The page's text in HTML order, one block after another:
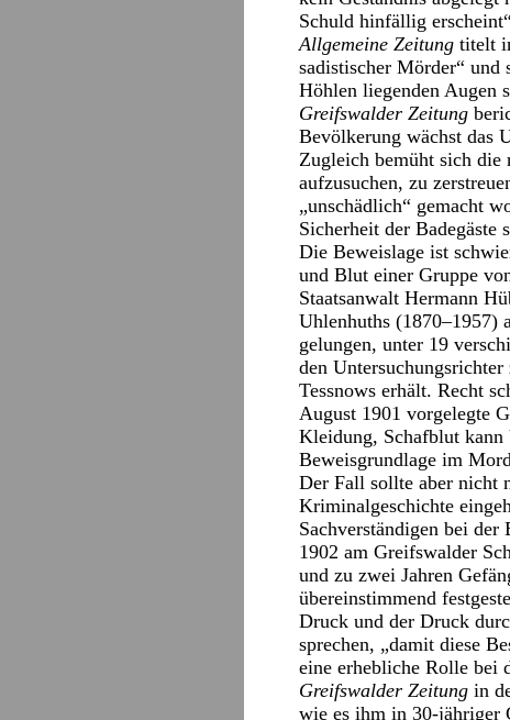
Schuld hinfällig
Allgemeine Zeitung titelt
sadistischer Mörder“
Höhlen liegenden Augen
Greifswalder Zeitung
Bevölkerung wächst das
Zugleich bemüht sich die
aufzusuchen, zu
„unschädlich“ gemacht
Sicherheit der Badegäste
Die Beweislage ist
und Blut einer Gruppe
Staatsanwalt Hermann
Uhlenhuths (1870–1957)
gelungen, unter 19
den
Tessnows erhält. Recht
August 1901 vorgelegte
Kleidung, Schafblut kann
Beweisgrundlage im
Der Fall sollte aber nicht
Kriminalgeschichte
Sachverständigen bei
1902 am Greifswalder
und zu zwei Jahren
übereinstimmend
Druck und der Druck
sprechen, „damit diese
eine erhebliche Rolle bei
Greifswalder Zeitung in
wie es ihm in 30-jähriger